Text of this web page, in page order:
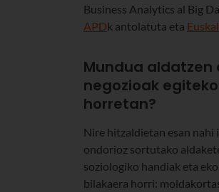
Business Analytics al Big
APDk antolatuta eta
Mundua aldatzen
negozioak
horretan?
Nire hitzaldietan esan nahi
ondorioz sortutako
soziologiko handiak eta
bilakaera horri: